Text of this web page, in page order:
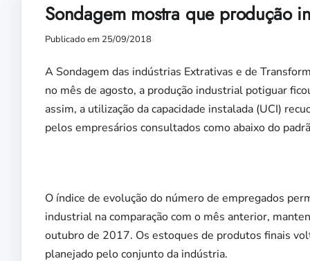
Sondagem mostra que produção
Publicado em 25/09/2018
A Sondagem das indústrias Extrativas e de
no mês de agosto, a produção industrial potiguar
assim, a utilização da capacidade instalada (UCI)
pelos empresários consultados como abaixo do
O índice de evolução do número de empregados
industrial na comparação com o mês anterior,
outubro de 2017. Os estoques de produtos finais
planejado pelo conjunto da indústria.